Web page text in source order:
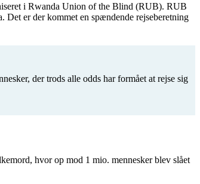
i Rwanda Union of the Blind (RUB). RUB
Det er der kommet en spændende rejseberetning
der trods alle odds har formået at rejse sig
hvor op mod 1 mio. mennesker blev slået